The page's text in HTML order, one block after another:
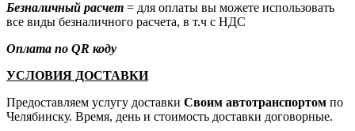
Безналичный расчет = для оплаты вы можете использовать
все виды безналичного расчета, в т.ч с НДС
Оплата по QR коду
УСЛОВИЯ ДОСТАВКИ
Предоставляем услугу доставки Своим автотранспортом по
Челябинску. Время, день и стоимость доставки договорные.